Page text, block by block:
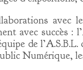
avec succès :
de
Numérique,